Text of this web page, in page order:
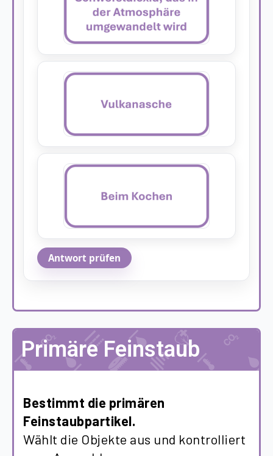
Antwort prüfen
Primäre Feinstaub
Bestimmt die primären
Feinstaubpartikel.
Wählt die Objekte aus und kontrolliert